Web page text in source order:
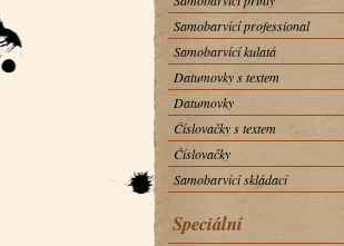
Samobarvící professional
Samobarvící kulatá
Datumovky s textem
Datumovky
Číslovačky s textem
Číslovačky
Samobarvící skládací
Speciální